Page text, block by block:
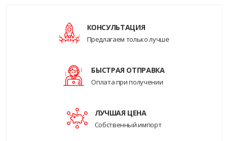
КОНСУЛЬТАЦИЯ
Предлагаем только лучше
БЫСТРАЯ ОТПРАВКА
Оплата при получении
ЛУЧШАЯ ЦЕНА
Собственный импорт